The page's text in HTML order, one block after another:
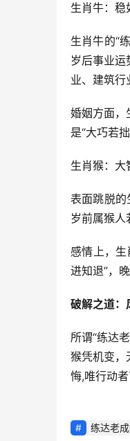
生肖牛：稳
生肖牛的“
岁后事业
业、建筑行
婚姻方面，
是“大巧若
生肖猴：大
表面跳脱
岁前属猴人
感情上，生
进知退”，
破解之道：
所谓“练达
猴凭机变，
悔,唯行动者
练达老